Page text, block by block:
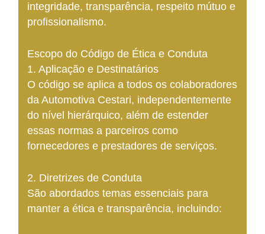
integridade, transparência, respeito mútuo e
profissionalismo.
Escopo do Código de Ética e Conduta
1. Aplicação e Destinatários
O código se aplica a todos os colaboradores
da Automotiva Cestari, independentemente
do nível hierárquico, além de estender
essas normas a parceiros como
fornecedores e prestadores de serviços.
2. Diretrizes de Conduta
São abordados temas essenciais para
manter a ética e transparência, incluindo: